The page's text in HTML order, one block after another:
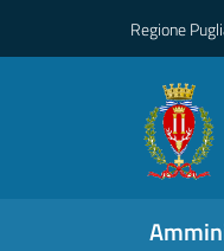
Regione